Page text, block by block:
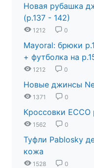
Новая рубашка
(р.137 - 142)
1212 0
Mayoral: брюки
+ футболка на
1212 0
Новые джинсы
1371 0
Кроссовки ECCO
1562 0
Туфли Pablosky
кожа
1528 0